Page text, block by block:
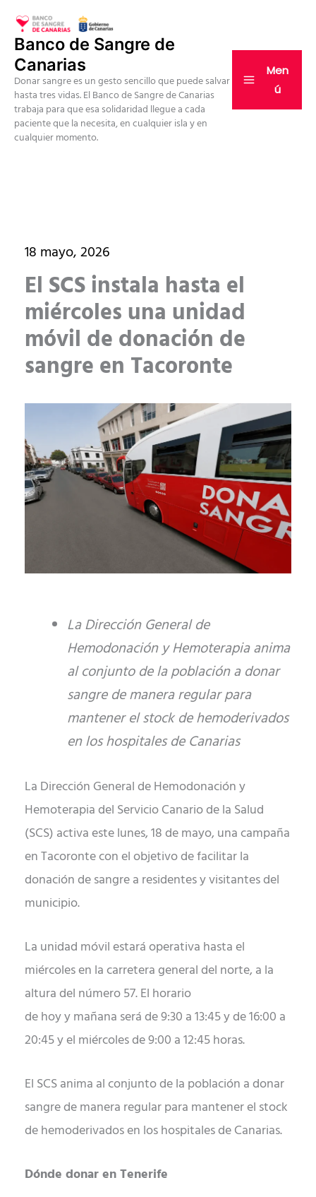
contenido
Banco de Sangre de
Canarias
Donar sangre es un gesto sencillo que puede salvar
hasta tres vidas. El Banco de Sangre de Canarias
trabaja para que esa solidaridad llegue a cada
paciente que la necesita, en cualquier isla y en
cualquier momento.
Men
ú
18 mayo, 2026
El SCS instala hasta el
miércoles una unidad
móvil de donación de
sangre en Tacoronte
La Dirección General de
Hemodonación y Hemoterapia anima
al conjunto de la población a donar
sangre de manera regular para
mantener el stock de hemoderivados
en los hospitales de Canarias
La Dirección General de Hemodonación y
Hemoterapia del Servicio Canario de la Salud
(SCS) activaeste lunes,18 de mayo, una campaña
en Tacoronte con el objetivo de facilitar la
donación de sangre a residentes y visitantes del
municipio.
La unidad móvil estará operativa hasta el
miércoles en la carretera general del norte, a la
altura del número 57. El horario
dehoyymañana será de 9:30 a 13:45 y de 16:00 a
20:45 y el miércoles de 9:00 a 12:45 horas.
El SCS anima al conjunto de la población a donar
sangre de manera regular para mantener el stock
de hemoderivados en los hospitales de Canarias.
Dónde donar en Tenerife